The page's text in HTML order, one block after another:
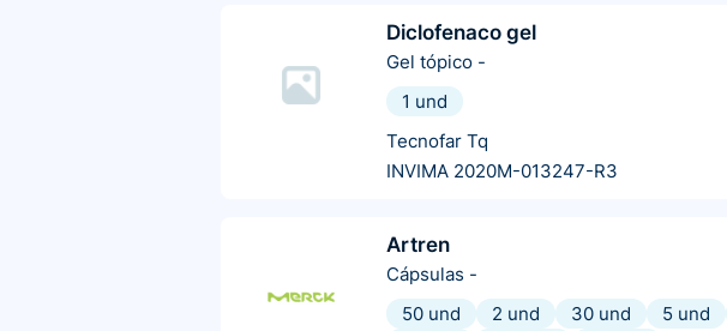
Diclofenaco gel
Gel tópico -
1 und
Tecnofar Tq
INVIMA 2020M-013247-R3
Artren
Cápsulas -
50 und
2 und 30 und 5 und